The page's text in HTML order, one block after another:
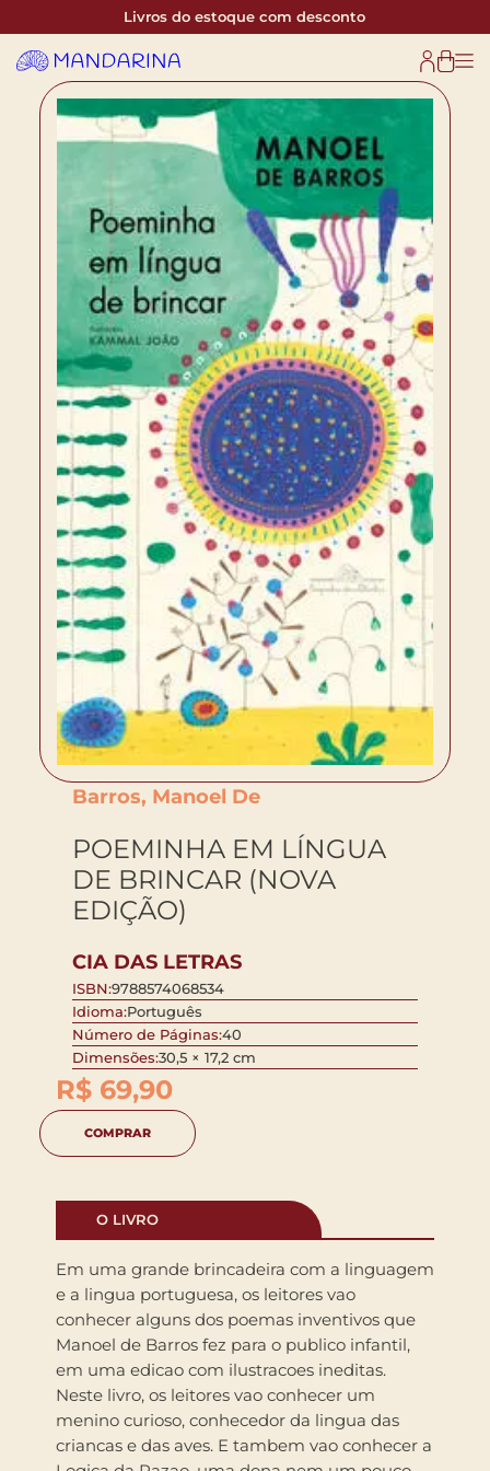
Livros do estoque com desconto
Barros, Manoel De
POEMINHA EM LÍNGUA
DE BRINCAR (NOVA
EDIÇÃO)
CIA DAS LETRAS
ISBN:9788574068534
Idioma:Português
Número de Páginas:40
Dimensões:30,5 × 17,2 cm
R$ 69,90
COMPRAR
O LIVRO
Em uma grande brincadeira com a linguagem
e a lingua portuguesa, os leitores vao
conhecer alguns dos poemas inventivos que
Manoel de Barros fez para o publico infantil,
em uma edicao com ilustracoes ineditas.
Neste livro, os leitores vao conhecer um
menino curioso, conhecedor da lingua das
criancas e das aves. E tambem vao conhecer a